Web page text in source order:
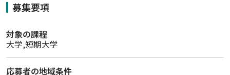
募集要項
対象の課程
大学,短期大学
応募者の地域条件